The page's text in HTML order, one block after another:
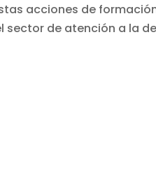
acciones de
sector de atención a la